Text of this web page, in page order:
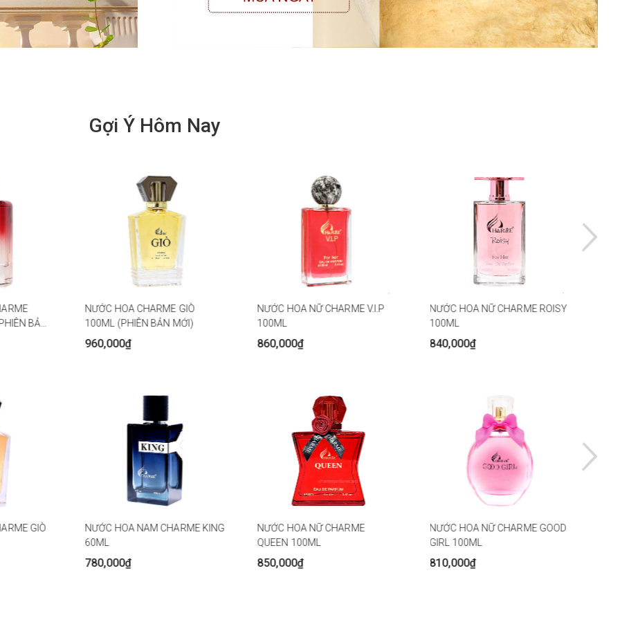
Gợi Ý Hôm Nay
BẢN
NƯỚC HOA CHARME GIÒ
100ML (PHIÊN BẢN MỚI)
960,000₫
NƯỚC HOA NỮ CHARME V.I.P
100ML
860,000₫
NƯỚC HOA NỮ CHARME ROISY
100ML
840,000₫
GIÒ
NƯỚC HOA NAM CHARME KING
60ML
780,000₫
NƯỚC HOA NỮ CHARME
QUEEN 100ML
850,000₫
NƯỚC HOA NỮ CHARME GOOD
GIRL 100ML
810,000₫